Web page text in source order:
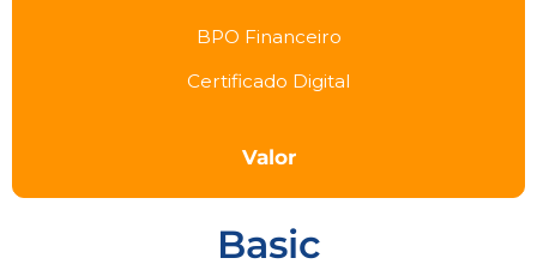
BPO Financeiro
Certificado Digital
Valor
Basic